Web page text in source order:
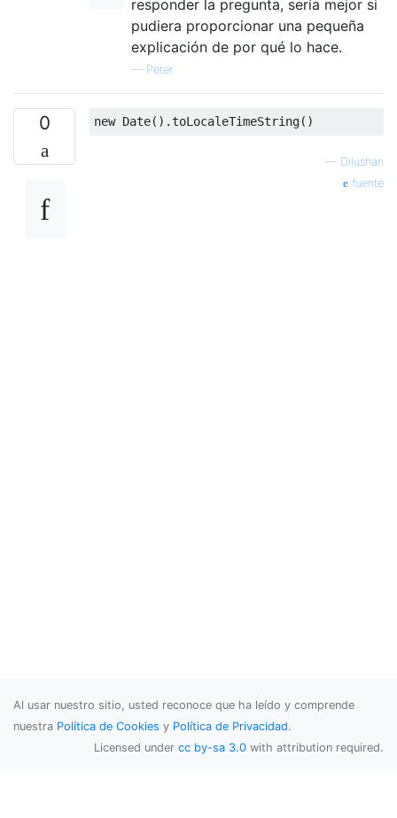
responder la pregunta, sería mejor si
pudiera proporcionar una pequeña
explicación de por qué lo hace.
— Peter
0 new Date().toLocaleTimeString()
— Dilushan
fuente
Al usar nuestro sitio, usted reconoce que ha leído y comprende
nuestra Política de Cookies y Política de Privacidad.
Licensed under cc by-sa 3.0 with attribution required.